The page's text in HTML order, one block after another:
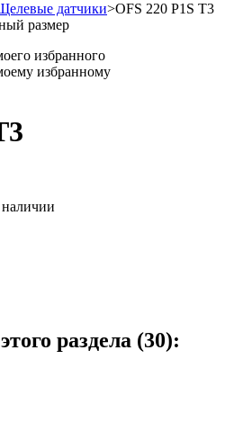
датчики>OFS 220 P1S T3
размер
избранного
избранному
наличии
раздела (30):